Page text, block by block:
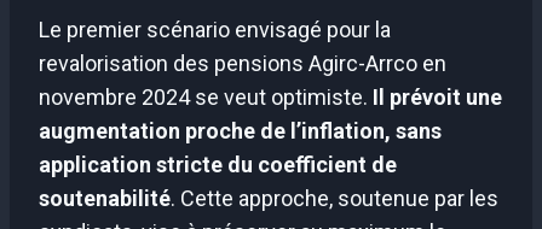
Le premier scénario envisagé pour la
revalorisation des pensions Agirc-Arrco en
novembre 2024 se veut optimiste. Il prévoit une
augmentation proche de l’inflation, sans
application stricte du coefficient de
soutenabilité. Cette approche, soutenue par les